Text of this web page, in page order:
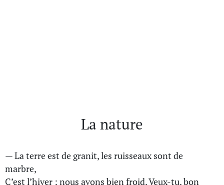
La nature
— La terre est de granit, les ruisseaux sont de
marbre,
C’est l’hiver ; nous avons bien froid. Veux-tu, bon